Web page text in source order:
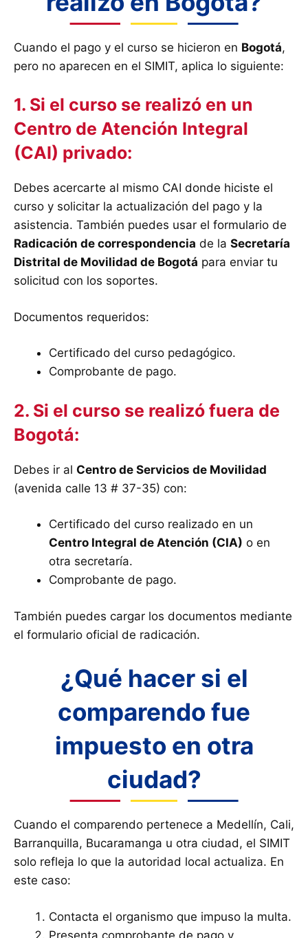
Cuando el pago y el curso se hicieron en Bogotá,
pero no aparecen en el SIMIT, aplica lo siguiente:
1. Si el curso se realizó en un
Centro de Atención Integral
(CAI) privado:
Debes acercarte al mismo CAI donde hiciste el
curso y solicitar la actualización del pago y la
asistencia. También puedes usar el formulario de
Radicación de correspondencia de la Secretaría
Distrital de Movilidad de Bogotá para enviar tu
solicitud con los soportes.
Documentos requeridos:
Certificado del curso pedagógico.
Comprobante de pago.
2. Si el curso se realizó fuera de
Bogotá:
Debes ir al Centro de Servicios de Movilidad
(avenida calle 13 # 37-35) con:
Certificado del curso realizado en un
Centro Integral de Atención (CIA) o en
otra secretaría.
Comprobante de pago.
También puedes cargar los documentos mediante
el formulario oficial de radicación.
¿Qué hacer si el
comparendo fue
impuesto en otra
ciudad?
Cuando el comparendo pertenece a Medellín, Cali,
Barranquilla, Bucaramanga u otra ciudad, el SIMIT
solo refleja lo que la autoridad local actualiza. En
este caso:
Contacta el organismo que impuso la multa.
Presenta comprobante de pago y